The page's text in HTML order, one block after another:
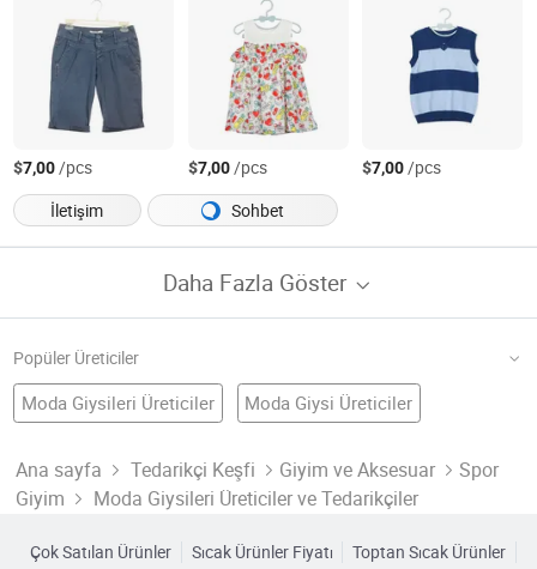
$7,00/pcs $7,00/pcs $7,00/pcs
İletişim
Sohbet
Daha Fazla Göster
Popüler Üreticiler
Moda Giysileri Üreticiler Moda Giysi Üreticiler
Moda Kadın Giyim Üreticiler
Kış Kıyafetleri Fabrika Giysi Fabrika Elbise Fabrika
Çocuklar Giyer
Ana sayfa Tedarikçi Keşfi Giyim ve Aksesuar
Spor
Giyim
Moda Giysileri Üreticiler ve Tedarikçiler
Çok Satılan Ürünler Sıcak Ürünler Fiyatı Toptan Sıcak Ürünler